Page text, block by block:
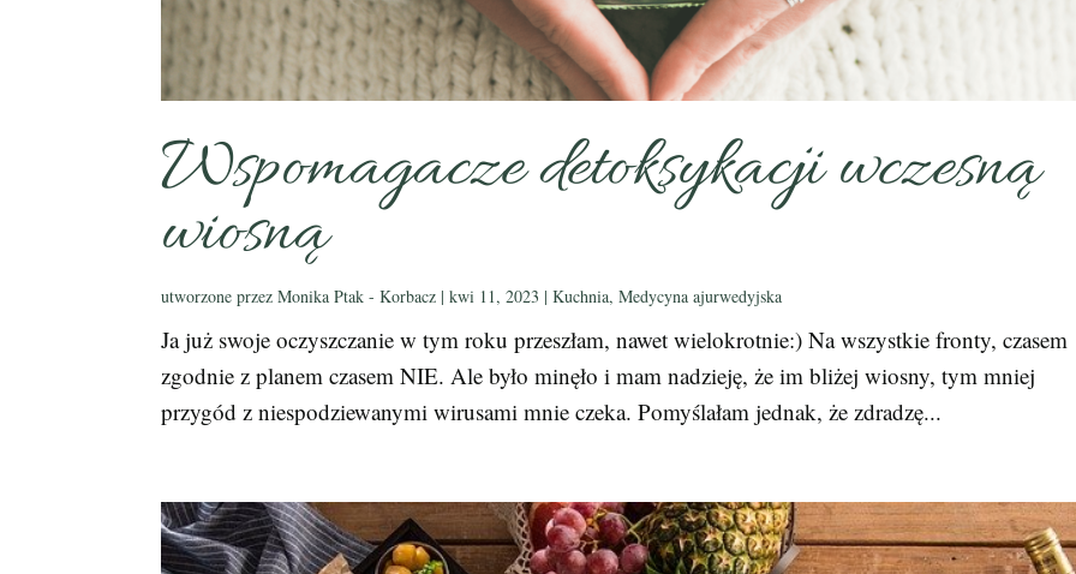
Wspomagacze detoksykacji wczesną
wiosną
utworzone przezMonika Ptak - Korbacz |kwi 11, 2023 |Kuchnia,Medycyna ajurwedyjska
Ja już swoje oczyszczanie w tym roku przeszłam, nawet wielokrotnie:) Na wszystkie fronty, czasem
zgodnie z planem czasem NIE. Ale było minęło i mam nadzieję, że im bliżej wiosny, tym mniej
przygód z niespodziewanymi wirusami mnie czeka. Pomyślałam jednak, że zdradzę...